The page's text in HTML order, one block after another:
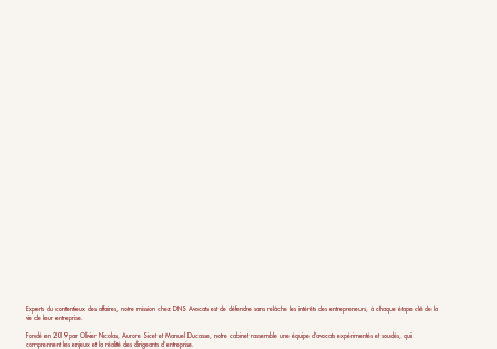
Experts du contentieux des affaires, notre mission chez DNS Avocats est de défendre sans relâche les intérêts des entrepreneurs, à chaque étape clé de la
vie de leur entreprise.
Fondé en 2019 par Olivier Nicolas, Aurore Sicet et Manuel Ducasse, notre cabinet rassemble une équipe d'avocats expérimentés et soudés, qui
comprennent les enjeux et la réalité des dirigeants d’entreprise.